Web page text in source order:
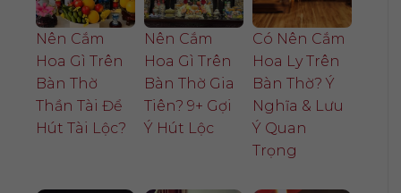
Nên Cắm
Hoa Gì Trên
Bàn Thờ
Thần Tài Để
Hút Tài Lộc?
Nên Cắm
Hoa Gì Trên
Bàn Thờ Gia
Tiên? 9+ Gợi
Ý Hút Lộc
Có Nên Cắm
Hoa Ly Trên
Bàn Thờ? Ý
Nghĩa & Lưu
Ý Quan
Trọng